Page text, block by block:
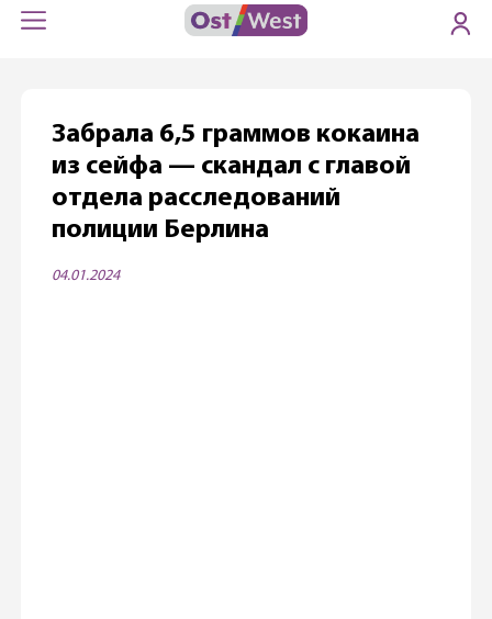
Забрала 6,5 граммов кокаина
из сейфа — скандал с главой
отдела расследований
полиции Берлина
04.01.2024